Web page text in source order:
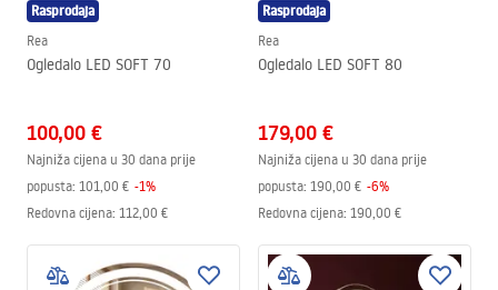
Rasprodaja
Rea
Ogledalo LED SOFT 70
100,00 €
Najniža cijena u 30 dana prije
popusta: 101,00 € -1%
Redovna cijena: 112,00 €
Rasprodaja
Rea
Ogledalo LED SOFT 80
179,00 €
Najniža cijena u 30 dana prije
popusta: 190,00 € -6%
Redovna cijena: 190,00 €